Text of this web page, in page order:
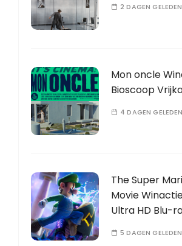
2 DAGEN GELEDEN
Mon oncle
Bioscoop
4 DAGEN GELEDEN
The Super
Movie
Ultra HD Blu-
5 DAGEN GELEDEN